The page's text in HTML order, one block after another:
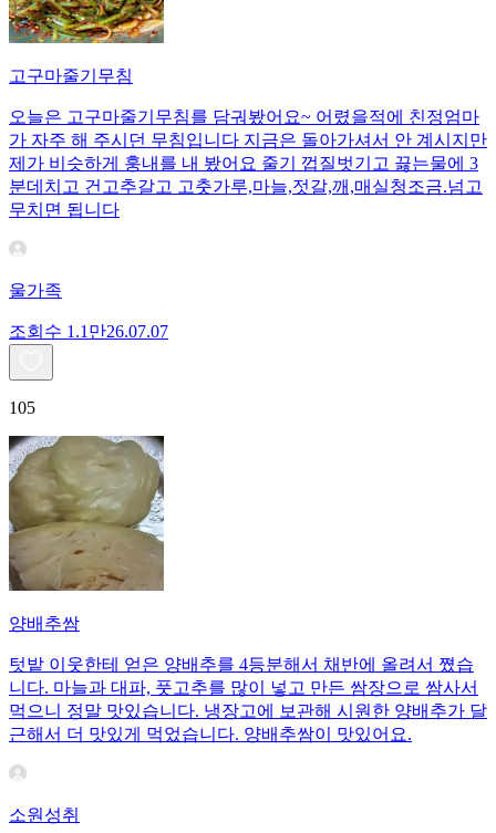
고구마줄기무침
오늘은 고구마줄기무침를 담궈봤어요~ 어렸을적에 친정엄마
가 자주 해 주시던 무침입니다 지금은 돌아가셔서 안 계시지만
제가 비슷하게 훙내를 내 봤어요 줄기 껍질벗기고 끓는물에 3
분데치고 건고추갈고 고춧가루,마늘,젓갈,깨,매실청조금.넘고
무치면 됩니다
울가족
조회수 1.1만26.07.07
105
양배추쌈
텃밭 이웃한테 얻은 양배추를 4등분해서 채반에 올려서 쪘습
니다. 마늘과 대파, 풋고추를 많이 넣고 만든 쌈장으로 쌈사서
먹으니 정말 맛있습니다. 냉장고에 보관해 시원한 양배추가 달
근해서 더 맛있게 먹었습니다. 양배추쌈이 맛있어요.
소원성취